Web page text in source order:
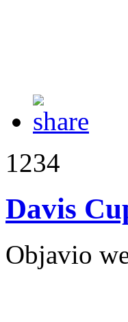
1234
Davis
Objavio